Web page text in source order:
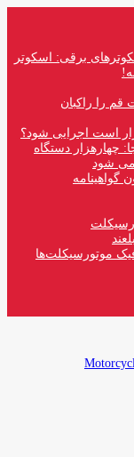
برقی: اسکوتر
قم را راکبان
است اجرایی شود؟
چهارهزار دستگاه
می شود
گواهینامه
موتورسیکلت‌ها